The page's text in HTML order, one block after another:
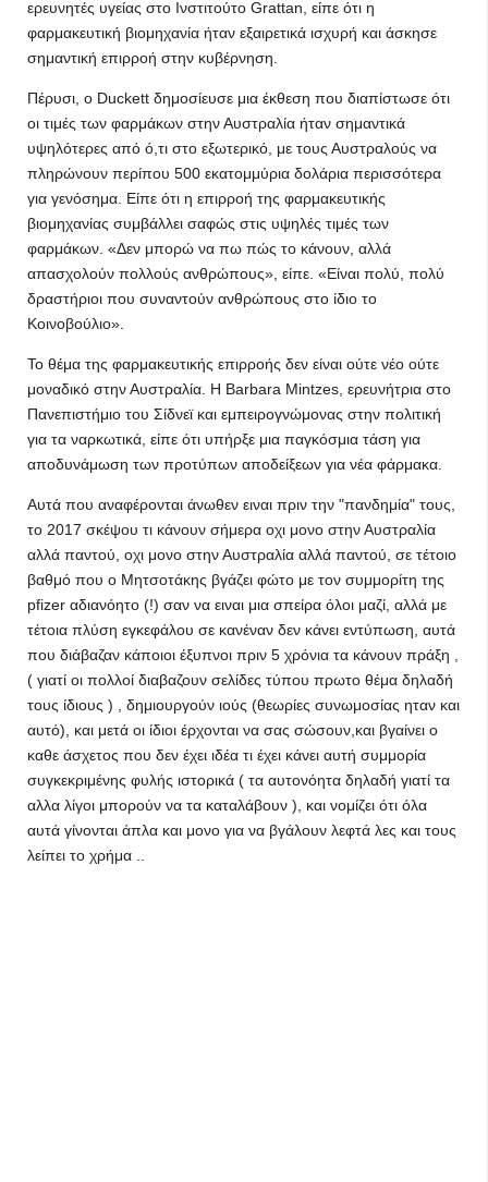
ερευνητές υγείας στο Ινστιτούτο Grattan, είπε ότι η
φαρμακευτική βιομηχανία ήταν εξαιρετικά ισχυρή και άσκησε
σημαντική επιρροή στην κυβέρνηση.
Πέρυσι, ο Duckett δημοσίευσε μια έκθεση που διαπίστωσε ότι
οι τιμές των φαρμάκων στην Αυστραλία ήταν σημαντικά
υψηλότερες από ό,τι στο εξωτερικό, με τους Αυστραλούς να
πληρώνουν περίπου 500 εκατομμύρια δολάρια περισσότερα
για γενόσημα. Είπε ότι η επιρροή της φαρμακευτικής
βιομηχανίας συμβάλλει σαφώς στις υψηλές τιμές των
φαρμάκων. «Δεν μπορώ να πω πώς το κάνουν, αλλά
απασχολούν πολλούς ανθρώπους», είπε. «Είναι πολύ, πολύ
δραστήριοι που συναντούν ανθρώπους στο ίδιο το
Κοινοβούλιο».
Το θέμα της φαρμακευτικής επιρροής δεν είναι ούτε νέο ούτε
μοναδικό στην Αυστραλία. Η Barbara Mintzes, ερευνήτρια στο
Πανεπιστήμιο του Σίδνεϊ και εμπειρογνώμονας στην πολιτική
για τα ναρκωτικά, είπε ότι υπήρξε μια παγκόσμια τάση για
αποδυνάμωση των προτύπων αποδείξεων για νέα φάρμακα.
Αυτά που αναφέρονται άνωθεν ειναι πριν την "πανδημία" τους,
το 2017 σκέψου τι κάνουν σήμερα οχι μονο στην Αυστραλία
αλλά παντού, οχι μονο στην Αυστραλία αλλά παντού, σε τέτοιο
βαθμό που ο Μητσοτάκης βγάζει φώτο με τον συμμορίτη της
pfizer αδιανόητο (!) σαν να ειναι μια σπείρα όλοι μαζί, αλλά με
τέτοια πλύση εγκεφάλου σε κανέναν δεν κάνει εντύπωση, αυτά
που διάβαζαν κάποιοι έξυπνοι πριν 5 χρόνια τα κάνουν πράξη ,
( γιατί οι πολλοί διαβαζουν σελίδες τύπου πρωτο θέμα δηλαδή
τους ίδιους ) , δημιουργούν ιούς (θεωρίες συνωμοσίας ηταν και
αυτό), και μετά οι ίδιοι έρχονται να σας σώσουν,και βγαίνει ο
καθε άσχετος που δεν έχει ιδέα τι έχει κάνει αυτή συμμορία
συγκεκριμένης φυλής ιστορικά ( τα αυτονόητα δηλαδή γιατί τα
αλλα λίγοι μπορούν να τα καταλάβουν ), και νομίζει ότι όλα
αυτά γίνονται άπλα και μονο για να βγάλουν λεφτά λες και τους
λείπει το χρήμα ..